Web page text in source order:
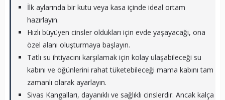
İlk aylarında bir kutu veya kasa içinde ideal ortam
hazırlayın.
Hızlı büyüyen cinsler oldukları için evde yaşayacağı, ona
özel alanı oluşturmaya başlayın.
Tatlı su ihtiyacını karşılamak için kolay ulaşabileceği su
kabını ve öğünlerini rahat tüketebileceği mama kabını tam
zamanlı olarak ayarlayın.
Sivas Kangalları, dayanıklı ve sağlıklı cinslerdir. Ancak kalça